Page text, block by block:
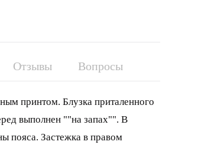
Отзывы Вопросы
принтом. Блузка приталенного
выполнен ""на запах"". В
пояса. Застежка в правом